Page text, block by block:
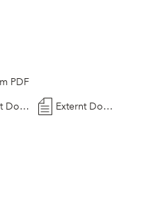
PDF
Externt Dokument Externt Dokument